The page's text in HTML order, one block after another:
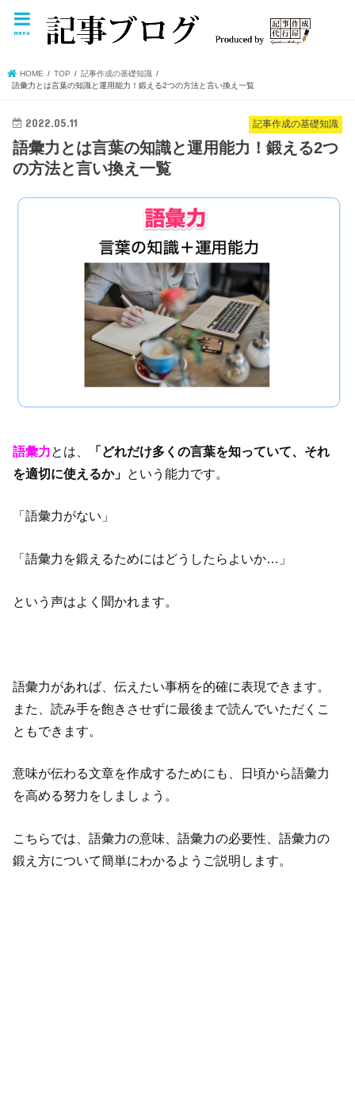
menu
HOME TOP
記事作成の基礎知識
語彙力とは言葉の知識と運用能力！鍛える2つの方法と言い換え一覧
記事作成の基礎知識
2022.05.11
語彙力とは言葉の知識と運用能力！鍛える2つ
の方法と言い換え一覧
語彙力とは、
「どれだけ多くの言葉を知っていて、それ
を適切に使えるか」 という能力です。
「語彙力がない」
「語彙力を鍛えるためにはどうしたらよいか…」
という声はよく聞かれます。
語彙力があれば、伝えたい事柄を的確に表現できます。
また、読み手を飽きさせずに最後まで読んでいただくこ
ともできます。
意味が伝わる文章を作成するためにも、日頃から語彙力
を高める努力をしましょう。
こちらでは、語彙力の意味、語彙力の必要性、語彙力の
鍛え方について簡単にわかるようご説明します。